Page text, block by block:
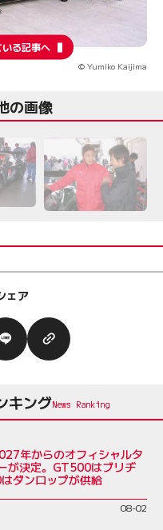
る記事へ
© Yumiko Kaijima
の画像
ェア
キング
年からのオフィシャルタ
が決定。GT500はブリヂ
ダンロップが供給
08-02